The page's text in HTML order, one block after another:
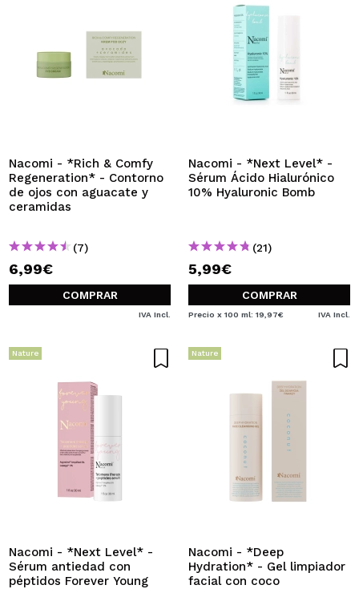
Nacomi - *Rich & Comfy
Regeneration* - Contorno
de ojos con aguacate y
ceramidas
(7)
6,99€
COMPRAR
IVA Incl.
Nacomi - *Next Level* -
Sérum Ácido Hialurónico
10% Hyaluronic Bomb
(21)
5,99€
COMPRAR
Precio x 100 ml: 19,97€ IVA Incl.
Nature
Nacomi - *Next Level* -
Sérum antiedad con
péptidos Forever Young
Nature
Nacomi - *Deep
Hydration* - Gel limpiador
facial con coco